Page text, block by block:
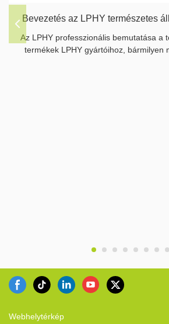
Bevezetés az LPHY természetes
Az LPHY professzionális bemutatása a
termékek LPHY gyártóihoz, bármilyen
Webhelytérkép